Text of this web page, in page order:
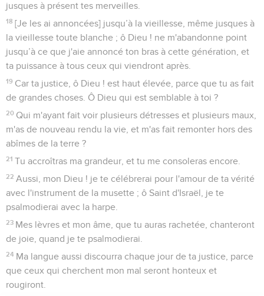
jusques à présent tes merveilles.
18 [Je les ai annoncées] jusqu’à la vieillesse, même jusques à
la vieillesse toute blanche ; ô Dieu ! ne m'abandonne point
jusqu’à ce que j'aie annoncé ton bras à cette génération, et
ta puissance à tous ceux qui viendront après.
19 Car ta justice, ô Dieu ! est haut élevée, parce que tu as fait
de grandes choses. Ô Dieu qui est semblable à toi ?
20 Qui m'ayant fait voir plusieurs détresses et plusieurs maux,
m'as de nouveau rendu la vie, et m'as fait remonter hors des
abîmes de la terre ?
21 Tu accroîtras ma grandeur, et tu me consoleras encore.
22 Aussi, mon Dieu ! je te célébrerai pour l'amour de ta vérité
avec l'instrument de la musette ; ô Saint d'Israël, je te
psalmodierai avec la harpe.
23 Mes lèvres et mon âme, que tu auras rachetée, chanteront
de joie, quand je te psalmodierai.
24 Ma langue aussi discourra chaque jour de ta justice, parce
que ceux qui cherchent mon mal seront honteux et
rougiront.